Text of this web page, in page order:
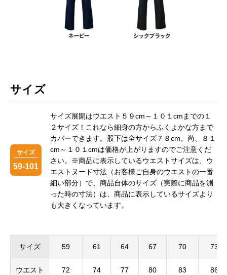
サイズ
サイズ
59-101
サイズ展開はウエスト５９cm～１０１cmまでの１
２サイズ！これなら細身の方からふくよかな方まで
カバーできます。股下は全サイズ７８cm。尚、８１
cm～１０１cmは価格が上がりますのでご注意くだ
さい。※商品に表示しているウエストサイズは、ウ
エストヌード寸法（お客様ご自身のウエストの一番
細い部分）で、商品自体のサイズ（実際に商品を測
った時の寸法）は、商品に表示しているサイズより
も大きくなっています。
サイズ 59 61 64 67 70 73
ウエスト 72 74 77 80 83 86